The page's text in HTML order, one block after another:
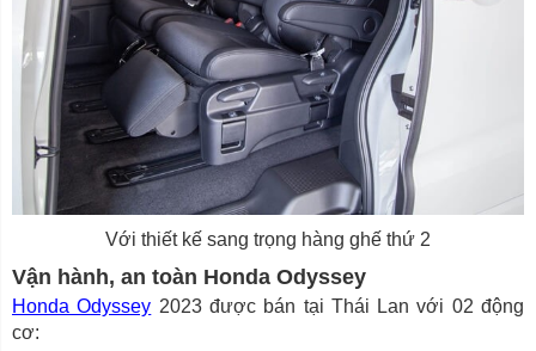
Với thiết kế sang trọng hàng ghế thứ 2
Vận hành, an toàn Honda Odyssey
Honda Odyssey 2023 được bán tại Thái Lan với 02 động
cơ: